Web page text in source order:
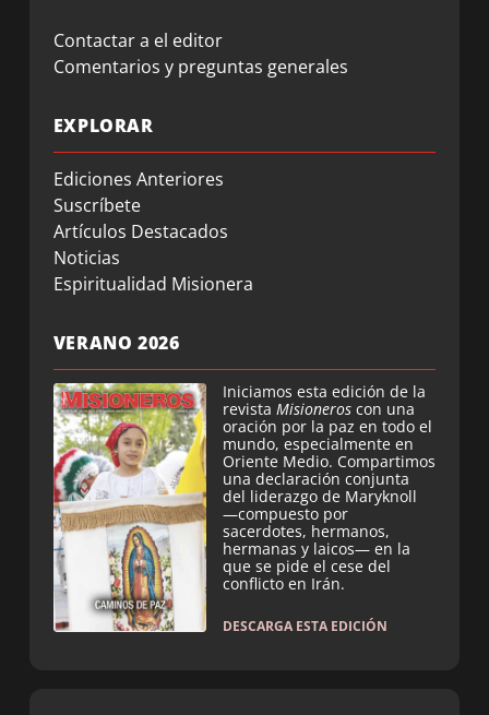
Contactar a el editor
Comentarios y preguntas generales
EXPLORAR
Ediciones Anteriores
Suscríbete
Artículos Destacados
Noticias
Espiritualidad Misionera
VERANO 2026
Iniciamos esta edición de la
revista Misioneros con una
oración por la paz en todo el
mundo, especialmente en
Oriente Medio. Compartimos
una declaración conjunta
del liderazgo de Maryknoll
—compuesto por
sacerdotes, hermanos,
hermanas y laicos— en la
que se pide el cese del
conflicto en Irán.
DESCARGA ESTA EDICIÓN